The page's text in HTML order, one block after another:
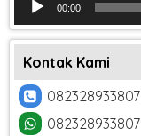
00:00
Kontak Kami
082328933807
082328933807